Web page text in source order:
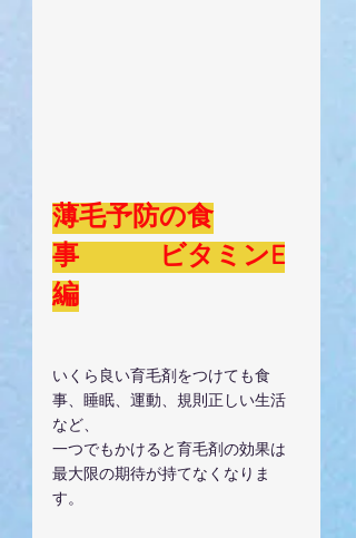
薄毛予防の食
事　　　ビタミンE
編
いくら良い育毛剤をつけても食
事、睡眠、運動、規則正しい生活
など、
一つでもかけると育毛剤の効果は
最大限の期待が持てなくなりま
す。